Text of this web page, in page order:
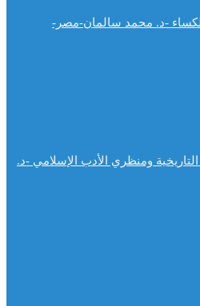
الكساء -د. محمد سالمان-مصر-
التاريخية ومنظري الأدب الإسلامي -د.